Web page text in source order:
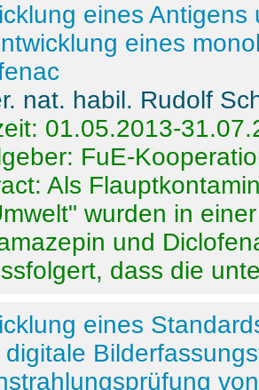
eines
eines
nat. habil. Rudolf
01.05.2013-
FuE-
Als
wurden in
und
dass die
eines
digitale